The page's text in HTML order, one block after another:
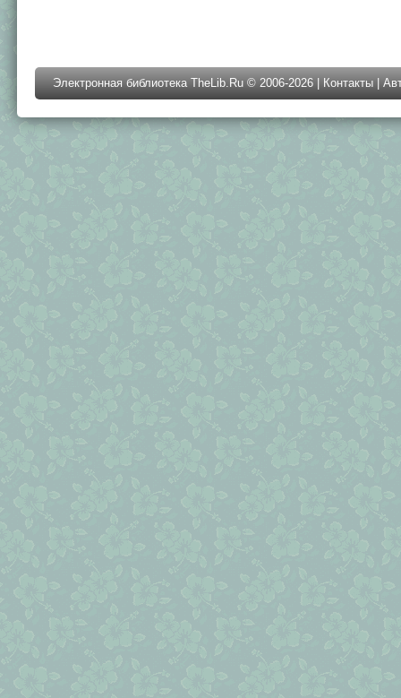
Электронная библиотека TheLib.Ru © 2006-2026 | Контакты |